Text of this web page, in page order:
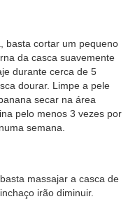
basta cortar um pequeno
da casca suavemente
durante cerca de 5
dourar. Limpe a pele
secar na área
pelo menos 3 vezes por
semana.
massajar a casca de
irão diminuir.